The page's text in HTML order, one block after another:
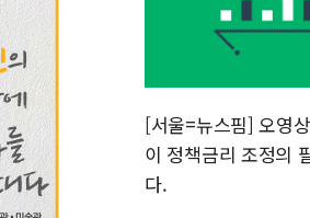
[서울=뉴스핌] 오영
이 정책금리 조정의
다.